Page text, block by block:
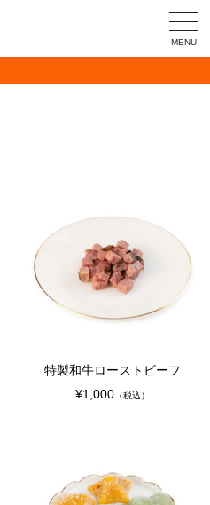
MENU
特製和牛ローストビーフ
¥1,000（税込）